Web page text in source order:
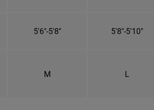
5'6"-5'8" 5'8"-5'10"
M L